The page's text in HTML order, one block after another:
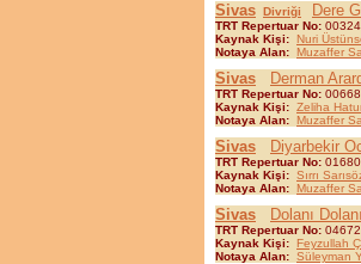
Sivas Divriği Dere
TRT Repertuar No: 00324
Kaynak Kişi: Nuri
Notaya Alan: Muzaffer
Sivas Derman
TRT Repertuar No: 00668
Kaynak Kişi: Zeliha
Notaya Alan: Muzaffer
Sivas Diyarbekir
TRT Repertuar No: 01680
Kaynak Kişi: Sırrı
Notaya Alan: Muzaffer
Sivas Dolanı
TRT Repertuar No: 04672
Kaynak Kişi: Feyzullah
Notaya Alan: Süleyman